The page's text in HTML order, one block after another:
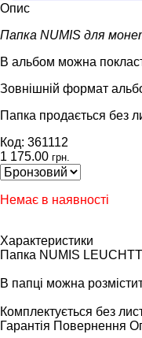
Опис
Папка NUMIS для
В альбом можна
Зовнішній формат
Папка продається без
Код: 361112
1 175.00 грн.
Немає в наявності
Характеристики
Папка NUMIS
В папці можна
Комплектується без
Гарантія Повернення